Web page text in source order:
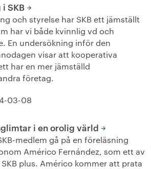
SKB
och styrelse har SKB ett jämställt
har vi både kvinnlig vd och
En undersökning inför den
visar att kooperativa
har en mer jämställd
företag.
03-08
i en orolig värld
medlem gå på en föreläsning
Américo Fernández, som ett av
plus. Américo kommer att prata